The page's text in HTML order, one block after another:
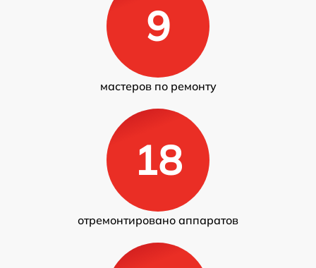
9
мастеров по ремонту
18
отремонтировано аппаратов